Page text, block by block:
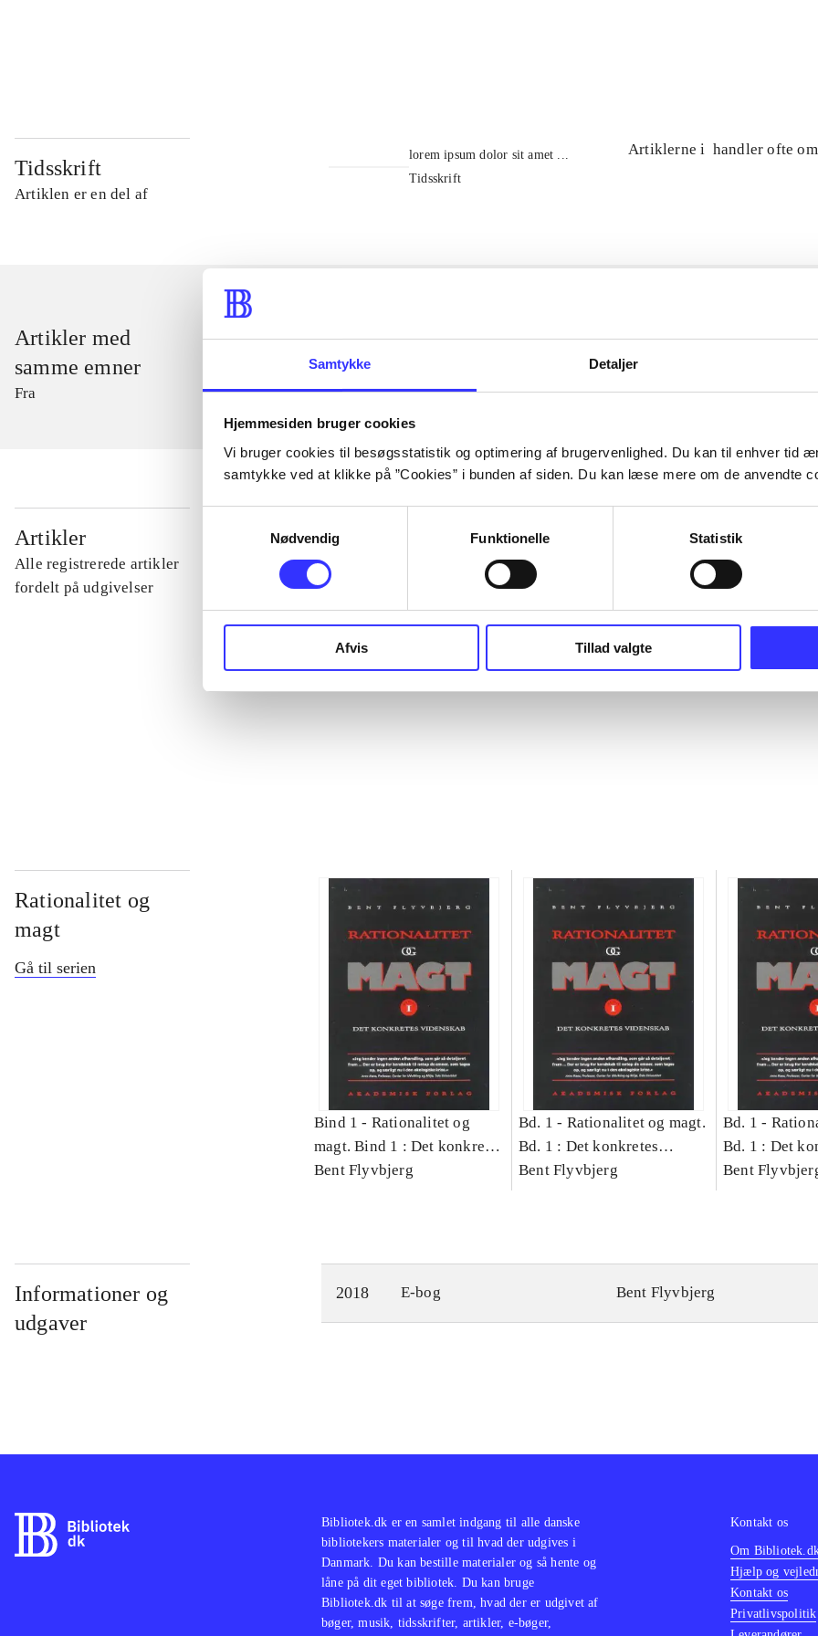
Samtykke Detaljer
Hjemmesiden bruger cookies
Vi bruger cookies til besøgsstatistik og optimering af brugervenlighed. Du kan til enhver tid
samtykke ved at klikke på ”Cookies” i bunden af siden. Du kan læse mere om de anvendte
Nødvendig
Funktionelle Statistik
Afvis Tillad valgte
Tidsskrift
Artiklen er en del af
lorem ipsum dolor sit amet ...
Tidsskrift
Artiklerne i handler ofte om
Artikler med
samme emner
Fra
Artikler
Alle registrerede artikler
fordelt på udgivelser
...
Rationalitet og
magt
Gå til serien
Bind 1 - Rationalitet og
magt. Bind 1 : Det konkretes
videnskab
Bent Flyvbjerg
Bd. 1 - Rationalitet og magt.
Bd. 1 : Det konkretes
videnskab
Bent Flyvbjerg
Bd. 1 -
Bd. 1 : Det
videnskab
Bent
Informationer og
udgaver
2018 E-bog Bent Flyvbjerg
Bibliotek.dk er en samlet indgang til alle danske
bibliotekers materialer og til hvad der udgives i
Danmark. Du kan bestille materialer og så hente og
låne på dit eget bibliotek. Du kan bruge
Bibliotek.dk til at søge frem, hvad der er udgivet af
bøger, musik, tidsskrifter, artikler, e-bøger,
Kontakt os
Om
Hjælp og
Kontakt os
Privatlivspolitik